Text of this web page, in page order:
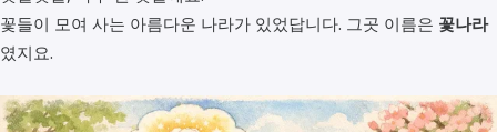
꽃들이 모여 사는 아름다운 나라가 있었답니다. 그곳 이름은 꽃나라
였지요.